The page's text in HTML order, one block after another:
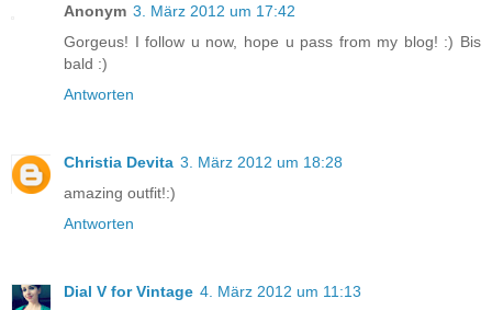
Anonym 3. März 2012 um 17:42
Gorgeus! I follow u now, hope u pass from my blog! :) Bis
bald :)
Antworten
Christia Devita 3. März 2012 um 18:28
amazing outfit!:)
Antworten
Dial V for Vintage 4. März 2012 um 11:13